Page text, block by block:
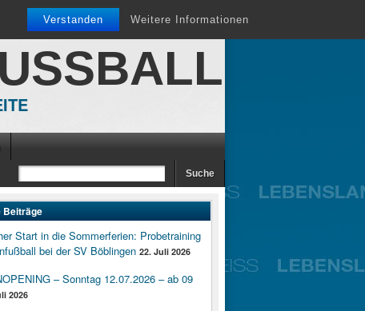
Verstanden Weitere Informationen
Beiträge
Start in die Sommerferien: Probetraining
bei der SV Böblingen 22. Juli 2026
– Sonntag 12.07.2026 – ab 09
2026